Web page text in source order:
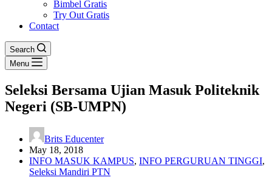
Bimbel Gratis
Try Out Gratis
Contact
Search
Menu
Seleksi Bersama Ujian Masuk Politeknik
Negeri (SB-UMPN)
Brits Educenter
May 18, 2018
INFO MASUK KAMPUS, INFO PERGURUAN TINGGI,
Seleksi Mandiri PTN